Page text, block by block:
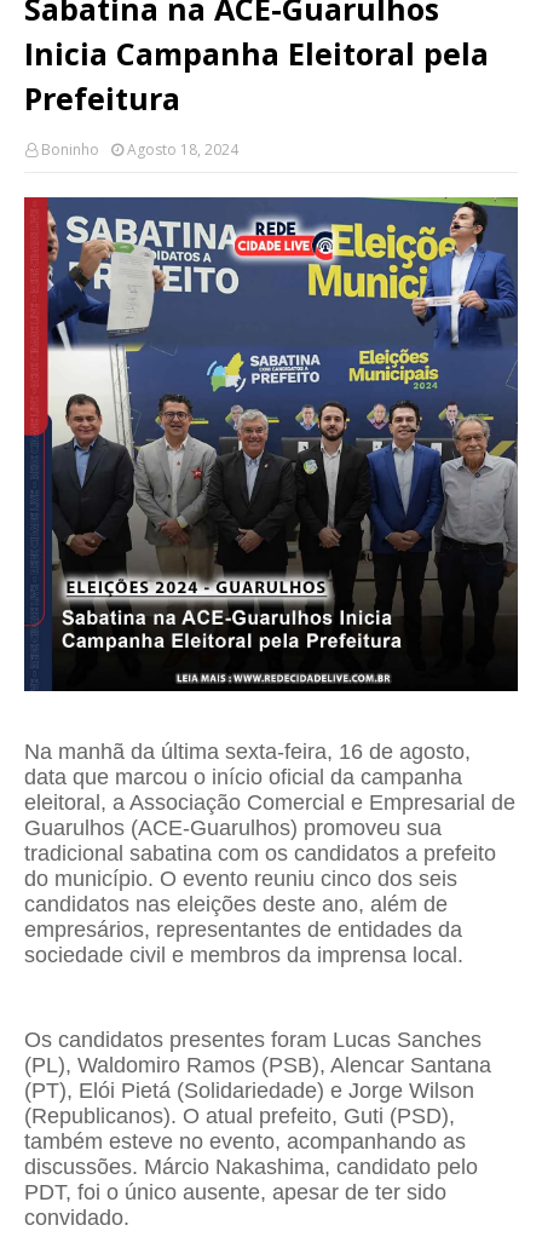
Sabatina na ACE-Guarulhos
Inicia Campanha Eleitoral pela
Prefeitura
Boninho Agosto 18, 2024
Na manhã da última sexta-feira, 16 de agosto,
data que marcou o início oficial da campanha
eleitoral, a Associação Comercial e Empresarial de
Guarulhos (ACE-Guarulhos) promoveu sua
tradicional sabatina com os candidatos a prefeito
do município. O evento reuniu cinco dos seis
candidatos nas eleições deste ano, além de
empresários, representantes de entidades da
sociedade civil e membros da imprensa local.
Os candidatos presentes foram Lucas Sanches
(PL), Waldomiro Ramos (PSB), Alencar Santana
(PT), Elói Pietá (Solidariedade) e Jorge Wilson
(Republicanos). O atual prefeito, Guti (PSD),
também esteve no evento, acompanhando as
discussões. Márcio Nakashima, candidato pelo
PDT, foi o único ausente, apesar de ter sido
convidado.